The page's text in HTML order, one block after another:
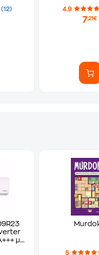
(12)
22-
4.9
7,21€
με
5